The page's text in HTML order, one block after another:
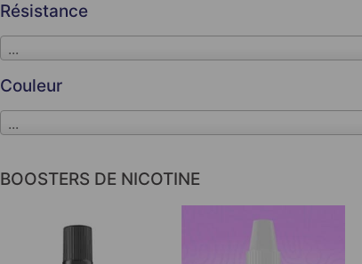
Résistance
...
Couleur
...
BOOSTERS DE NICOTINE